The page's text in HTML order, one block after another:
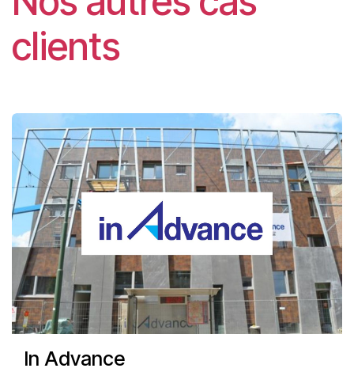
clients
In Advance